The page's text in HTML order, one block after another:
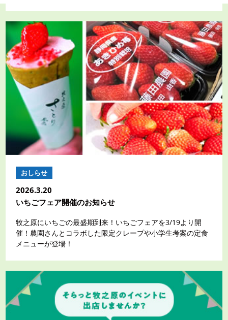
おしらせ
2026.3.20
いちごフェア開催のお知らせ
牧之原にいちごの最盛期到来！いちごフェアを3/19より開
催！農園さんとコラボした限定クレープや小学生考案の定食
メニューが登場！